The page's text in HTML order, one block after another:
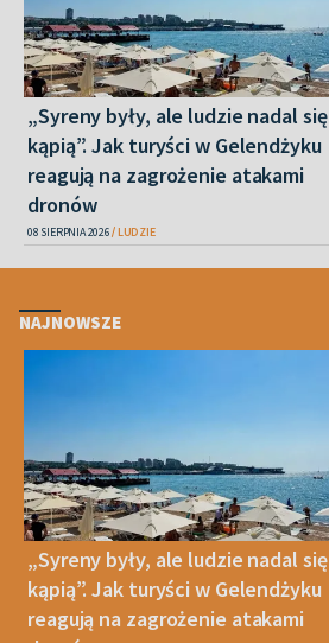
„Syreny były, ale ludzie nadal się
kąpią”. Jak turyści w Gelendżyku
reagują na zagrożenie atakami
dronów
08 SIERPNIA 2026 LUDZIE
NAJNOWSZE
„Syreny były, ale ludzie nadal się
kąpią”. Jak turyści w Gelendżyku
reagują na zagrożenie atakami